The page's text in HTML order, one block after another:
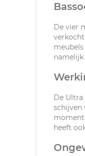
De vier
namelijk
De
schijven
heeft